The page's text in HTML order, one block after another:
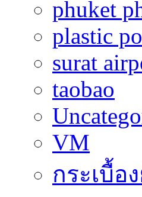
phuket
plastic
surat
taobao
VM
กระเบื้อ